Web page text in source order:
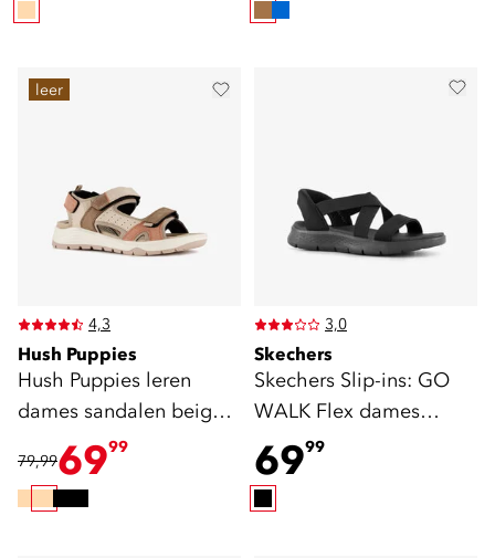
leer
4,3
Hush Puppies
Hush Puppies leren
dames sandalen beige
79,996999
3,0
Skechers
Skechers Slip-ins: GO
WALK Flex dames
sandalen zwart
6999